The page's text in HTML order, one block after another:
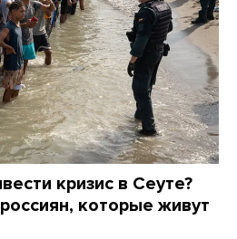
кризис в Сеуте?
которые живут